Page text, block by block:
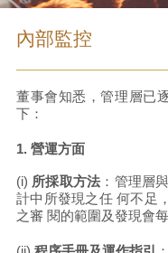
內部監控
董事會知悉，管理層已
下：
1. 營運方面
(i) 所採取方法 ：管理層
計中所發現之任 何不足
之審 閱的範圍及發現會